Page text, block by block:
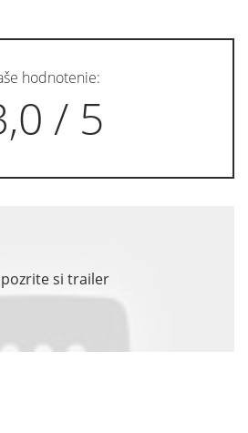
hodnotenie:
/ 5
pozrite si trailer